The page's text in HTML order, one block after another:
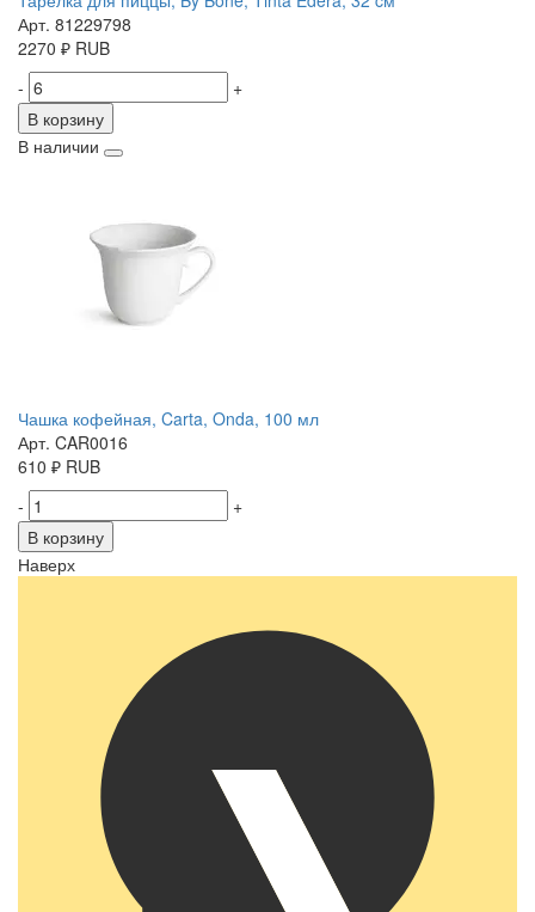
Арт. 81229798
2270 ₽ RUB
-
+
В корзину
В наличии
Чашка кофейная, Carta, Onda, 100 мл
Арт. CAR0016
610 ₽ RUB
-
+
В корзину
Наверх